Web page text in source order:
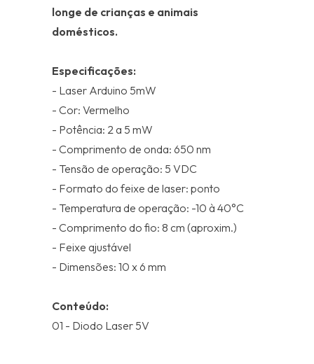
longe de crianças e animais
domésticos.
Especificações:
- Laser Arduino 5mW
- Cor: Vermelho
- Potência: 2 a 5 mW
- Comprimento de onda: 650 nm
- Tensão de operação: 5 VDC
- Formato do feixe de laser: ponto
- Temperatura de operação: -10 à 40°C
- Comprimento do fio: 8 cm (aproxim.)
- Feixe ajustável
- Dimensões: 10 x 6 mm
Conteúdo:
01 - Diodo Laser 5V